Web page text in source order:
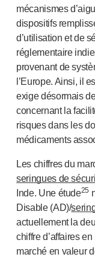
mécanismes
dispositifs
d’utilisation et de
réglementaire
provenant de
l’Europe. Ainsi, il
exige désormais
concernant la
risques dans les
médicaments
Les chiffres du
seringues de
Inde. Une étude25
Disable (AD)/
actuellement la
chiffre d’affaires
marché en valeur